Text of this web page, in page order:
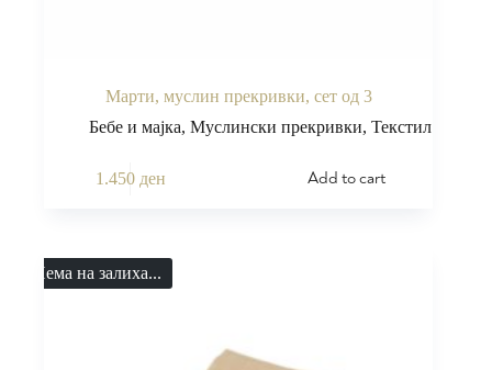
Марти, муслин прекривки, сет од 3
Бебе и мајка,Муслински прекривки,Текстил
1.450 ден Add to cart
Нема на залиха...